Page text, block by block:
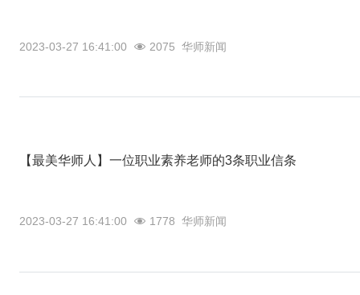
2023-03-27 16:41:00 2075 华师新闻
【最美华师人】一位职业素养老师的3条职业信条
2023-03-27 16:41:00 1778 华师新闻